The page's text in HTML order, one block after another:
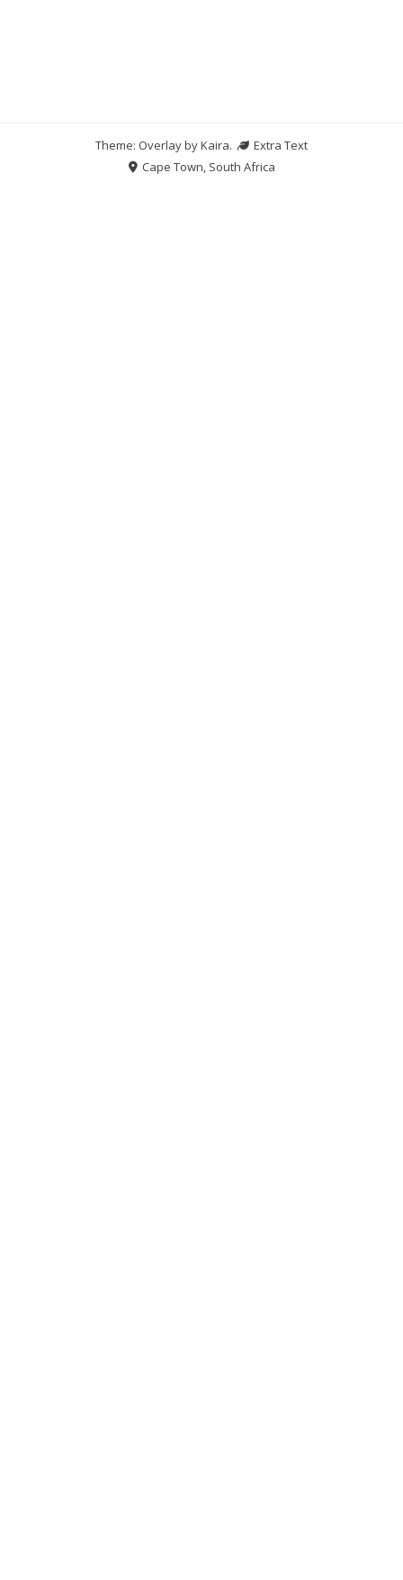
Theme: Overlay byKaira.
Extra Text
Cape Town, South Africa